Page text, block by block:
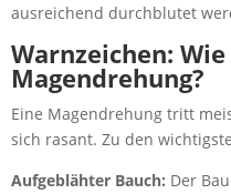
ausreichend durchblutet
Warnzeichen:
Magendrehung?
Eine Magendrehung tritt
sich rasant. Zu den
Aufgeblähter Bauch: Der